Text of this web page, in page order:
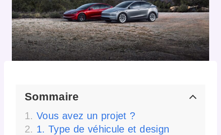
Sommaire
Vous avez un projet ?
1. Type de véhicule et design